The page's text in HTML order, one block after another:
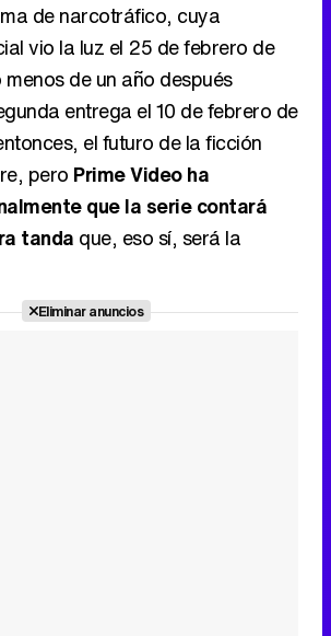
de narcotráfico, cuya
vio la luz el 25 de febrero de
de un año después
entrega el 10 de febrero de
el futuro de la ficción
pero Prime Video ha
que la serie contará
tanda que, eso sí, será la
Eliminar anuncios